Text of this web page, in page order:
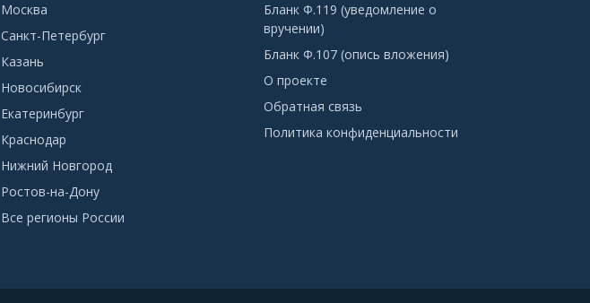
Москва
Санкт-Петербург
Казань
Новосибирск
Екатеринбург
Краснодар
Нижний Новгород
Ростов-на-Дону
Все регионы России
Бланк Ф.119 (уведомление о
вручении)
Бланк Ф.107 (опись вложения)
О проекте
Обратная связь
Политика конфиденциальности